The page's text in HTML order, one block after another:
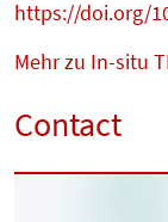
https://doi.org/
Mehr zu In-situ
Contact